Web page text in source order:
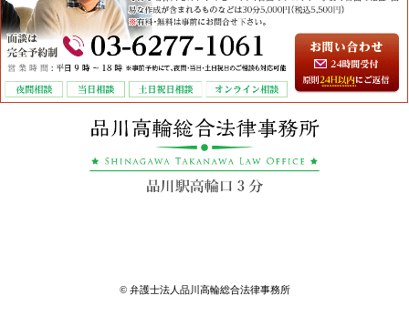
© 弁護士法人品川高輪総合法律事務所